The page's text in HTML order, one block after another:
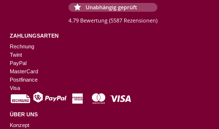
Unabhängig geprüft
4.79 Bewertung (5587 Rezensionen)
ZAHLUNGSARTEN
Rechnung
Twint
PayPal
MasterCard
Postfinance
Visa
ÜBER UNS
Konzept